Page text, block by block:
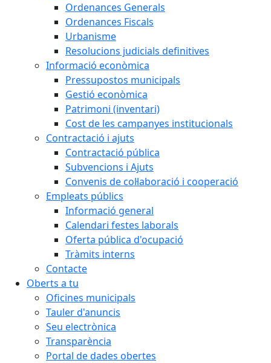
Ordenances Generals
Ordenances Fiscals
Urbanisme
Resolucions judicials definitives
Informació econòmica
Pressupostos municipals
Gestió econòmica
Patrimoni (inventari)
Cost de les campanyes institucionals
Contractació i ajuts
Contractació pública
Subvencions i Ajuts
Convenis de col·laboració i cooperació
Empleats públics
Informació general
Calendari festes laborals
Oferta pública d'ocupació
Tràmits interns
Contacte
Oberts a tu
Oficines municipals
Tauler d'anuncis
Seu electrònica
Transparència
Portal de dades obertes